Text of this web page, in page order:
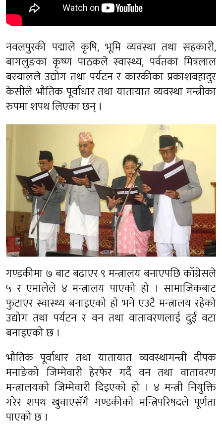
नवलपुरकी पद्माले कृषि, भूमि व्यवस्था तथा सहकारी,
बागलुङका कृष्ण पाठकले स्वास्थ्य, पर्वतका मित्रलाल
बस्यालले उद्योग तथा पर्यटन र कास्कीका प्रकाशबहादुर
केसीले भौतिक पूर्वाधार तथा यातायात व्यवस्था मन्त्रीका
रुपमा शपथ लिएका छन् ।
गण्डकीमा ७ बाट बढाएर ९ मन्त्रालय बनाएपछि काँग्रेसले
५ र एमालेले ४ मन्त्रालय पाएको हो । सामाजिकबाट
फुटाएर स्वास्थ्य बनाइएको हो भने एउटै मन्त्रालय रहेको
उद्योग तथा पर्यटन र वन तथा वातावरणलाई दुई वटा
बनाइएको छ ।
भौतिक पूर्वाधार तथा यातायात व्यवस्थामन्त्री दीपक
मनाङेको जिम्मेवारी हेरफेर गर्दै वन तथा वातावरण
मन्त्रालयको जिम्मेवारी दिइएको हो । ४ मन्त्री नियुक्ति
गरेर शपथ खुवाएसँगै गण्डकीको मन्त्रिपरिषदले पूर्णता
पाएको छ ।